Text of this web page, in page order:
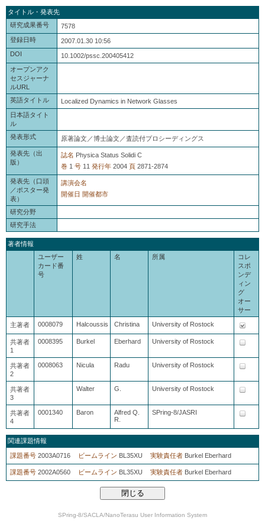
タイトル・発表先
研究成果番号
7578
登録日時
2007.01.30 10:56
DOI
10.1002/pssc.200405412
オープンアク
セスジャーナ
ルURL
英語タイトル
Localized Dynamics in Network Glasses
日本語タイト
ル
発表形式
原著論文／博士論文／査読付プロシーディングス
発表先（出
版）
誌名 Physica Status Solidi C
巻 1 号 11 発行年 2004 頁 2871-2874
発表先（口頭
／ポスター発
表）
講演会名
開催日 開催都市
研究分野
研究手法
著者情報
ユーザー
カード番
号
姓 名 所属
コレ
スポ
ンデ
ィン
グ
オー
サー
主著者 0008079 Halcoussis Christina University of Rostock
共著者
1
0008395 Burkel Eberhard University of Rostock
共著者
2
0008063 Nicula Radu University of Rostock
共著者
3
Walter G. University of Rostock
共著者
4
0001340 Baron
Alfred Q.
R.
SPring-8/JASRI
関連課題情報
課題番号 2003A0716 ビームライン BL35XU 実験責任者 Burkel Eberhard
課題番号 2002A0560 ビームライン BL35XU 実験責任者 Burkel Eberhard
SPring-8/SACLA/NanoTerasu User Information System